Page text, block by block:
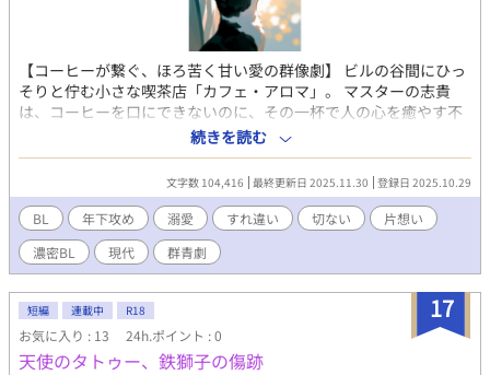
岡の腰を掴み、脚のラインをなぞり、呼吸のタイミングさえも瀬
名が掌握していく。 根性では抗えない理路整然とした快楽に、高
岡の強靭な身体が、ゆっくりと、しかし確実に陥落していく
――。 根性とは全く異質の理路整然とした愛撫の前で、高岡の強
靭な肉体がとろけ始め、再構築を始める。 ​根性を胸に宿した熱血
アスリートが、年下の冷徹なロジックに跪き、身も心も作り変え
られる、、、 プライドを懸けた「魂」と「理論」のせめぎ合いが
始まる、、、 ​#年下攻め #強気受 #アスリートBL #復讐 #執着愛 #
下克上 #筋肉描写 #調教
【コーヒーが繋ぐ、ほろ苦く甘い愛の群像劇】 ビルの谷間にひっ
そりと佇む小さな喫茶店「カフェ・アロマ」。 マスターの志貴
は、コーヒーを口にできないのに、その一杯で人の心を癒やす不
思議な力を持つ。 帰りを待つのは、遠く離れた山岳写真家・廉。
だがその微笑みは、孤独な人形作家・理央の胸を切なく揺らして
いた。 理央を温かく見守るのは、寡黙な整体師・奏太。 かつて
「鉄人」と呼ばれた元アスリートで、事故により夢を絶たれた男
だ。 穏やかな眼差しと強靭な心が、理央の傷を少しずつ癒してい
く。 パン職人の燕司は、突然帰国した幼馴染み・洸に戸惑う。
飄々とした洸の裏には、誰にも見せない執着と後悔がある。 かつ
て彼は、想いを告げられぬまま燕司の身体だけを手に入れた。 志
貴の影に縛られた燕司は、その歪んだ関係から抜け出せずに苦し
む。 それぞれの想いが交わるとき、 誰かの優しさが、別の誰かを
救う。 その愛は、歪で、切ない。 その毒に、誰も抗えない――。
続きを読む
文字数 104,416 最終更新日 2025.11.30 登録日 2025.10.29
BL 年下攻め 溺愛 すれ違い 切ない
片想い
濃密BL
現代 群青劇
17
短編 連載中 R18
お気に入り : 13 24h.ポイント : 0
天使のタトゥー、鉄獅子の傷跡